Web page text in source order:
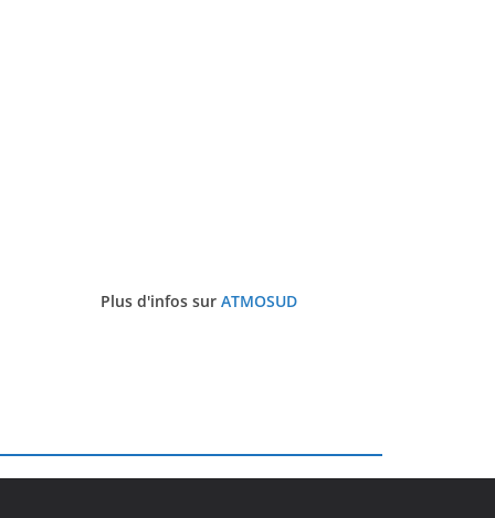
Plus d'infos sur ATMOSUD